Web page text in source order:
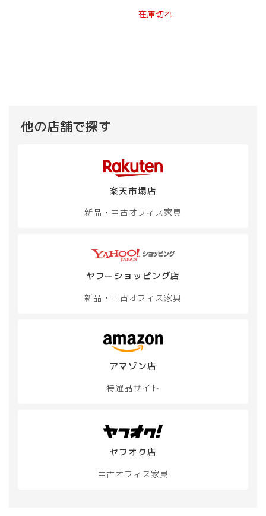
在庫切れ
他の店舗で探す
楽天市場店
新品・中古オフィス家具
ヤフーショッピング店
新品・中古オフィス家具
アマゾン店
特選品サイト
ヤフオク店
中古オフィス家具